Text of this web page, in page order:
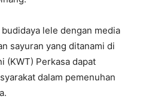
lele dengan media
sayuran yang ditanami di
(KWT) Perkasa dapat
dalam pemenuhan